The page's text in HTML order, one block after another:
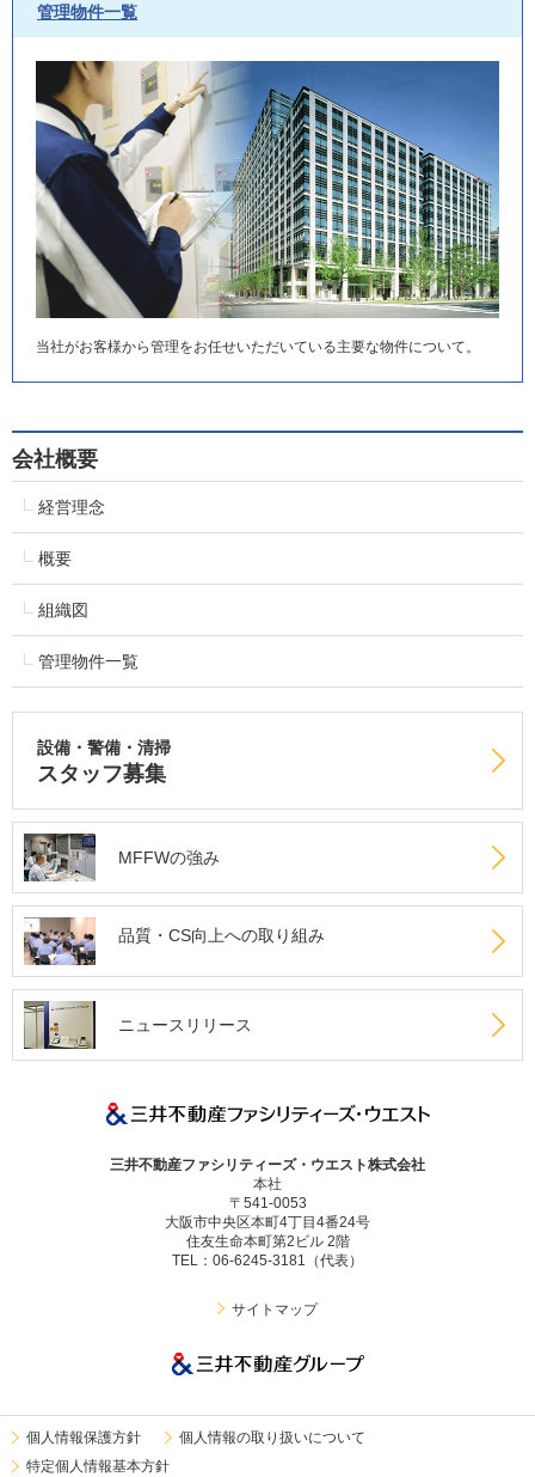
管理物件一覧
当社がお客様から管理をお任せいただいている主要な物件について。
会社概要
経営理念
概要
組織図
管理物件一覧
設備・警備・清掃
スタッフ募集
MFFWの強み
品質・CS向上への取り組み
ニュースリリース
三井不動産ファシリティーズ・ウエスト株式会社
本社
〒541-0053
大阪市中央区本町4丁目4番24号
住友生命本町第2ビル 2階
TEL：06-6245-3181（代表）
サイトマップ
個人情報保護方針
個人情報の取り扱いについて
特定個人情報基本方針